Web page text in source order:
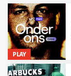
PLAY